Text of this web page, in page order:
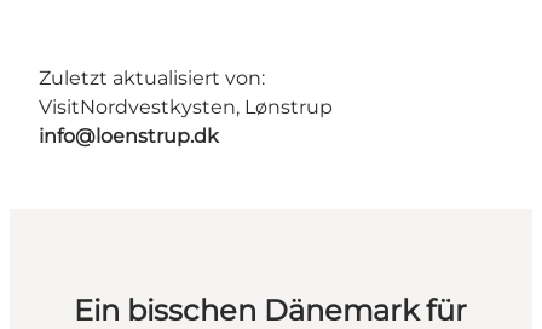
Zuletzt aktualisiert von:
VisitNordvestkysten, Lønstrup
info@loenstrup.dk
Ein bisschen Dänemark für